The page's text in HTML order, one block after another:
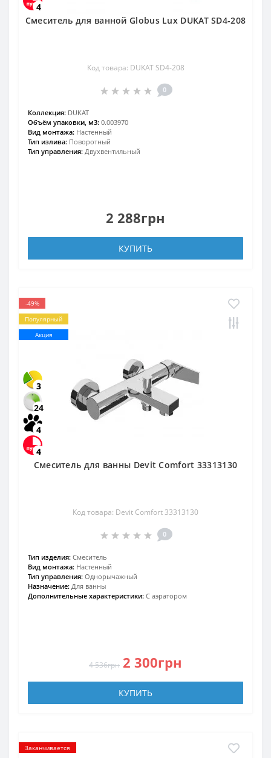
4
Смеситель для ванной Globus Lux DUKAT SD4-208
Код товара: DUKAT SD4-208
0
Коллекция: DUKAT
Объём упаковки, м3: 0.003970
Вид монтажа: Настенный
Тип излива: Поворотный
Тип управления: Двухвентильный
2 288грн
КУПИТЬ
-49%
Популярный
Акция
3
24
4
4
Смеситель для ванны Devit Comfort 33313130
Код товара: Devit Comfort 33313130
0
Тип изделия: Смеситель
Вид монтажа: Настенный
Тип управления: Однорычажный
Назначение: Для ванны
Дополнительные характеристики: С аэратором
4 536грн 2 300грн
КУПИТЬ
Заканчивается